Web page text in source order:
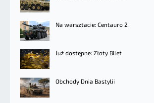
Na warsztacie: Centauro 2
Już dostępne: Złoty Bilet
Obchody Dnia Bastylii